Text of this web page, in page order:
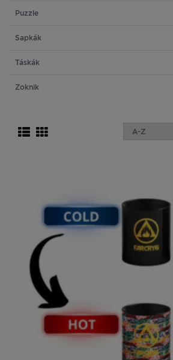
Puzzle
Sapkák
Táskák
Zoknik